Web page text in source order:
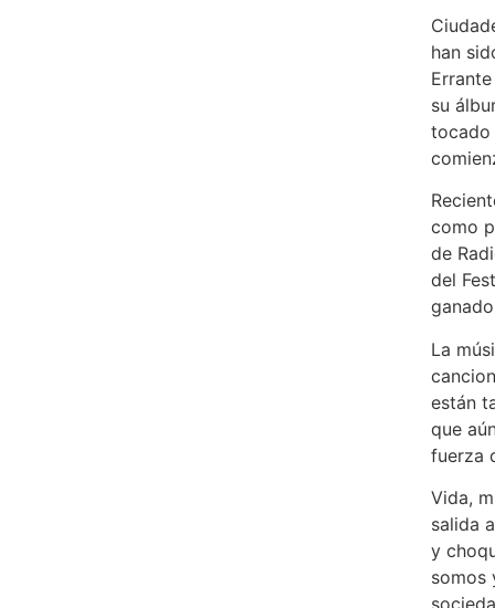
han
su
tocado
como
de
del
La
están
que
fuerza
Vida,
salida
y
somos